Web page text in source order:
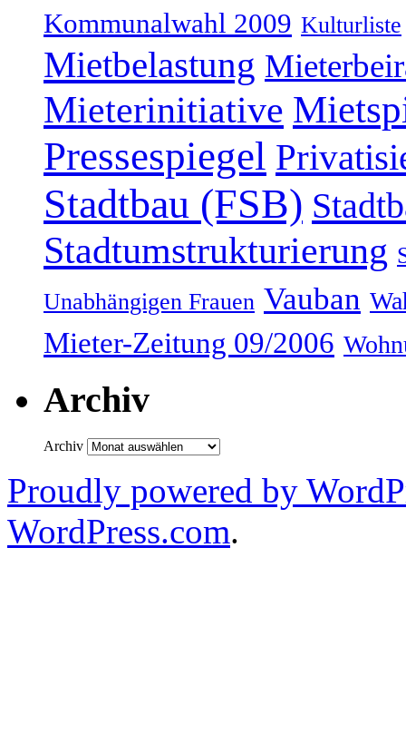
Kommunalwahl 2009 Kulturliste
Mietbelastung
Mieterinitiative
Pressespiegel
Stadtbau (FSB)
Stadtumstrukturierung
Unabhängigen Frauen Vauban
Mieter-Zeitung 09/2006
Archiv
Archiv
Proudly powered by
WordPress.com.